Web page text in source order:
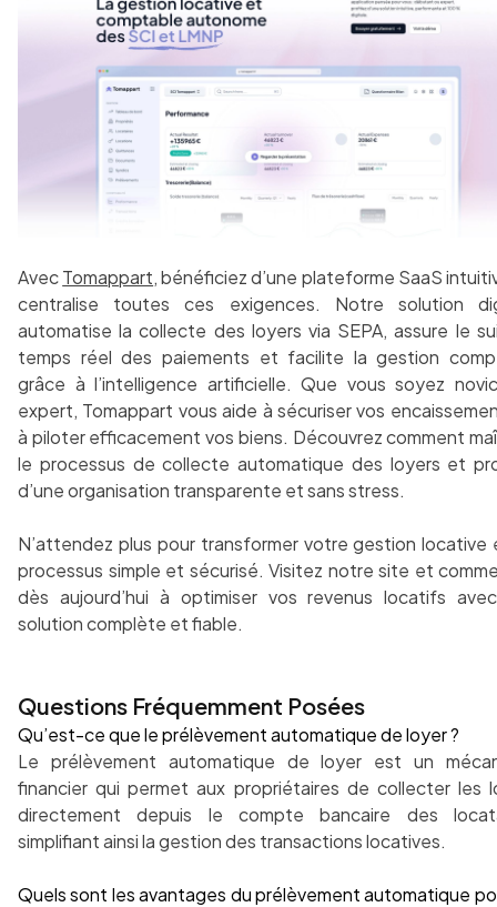
AvecTomappart, bénéficiez d’une plateforme SaaS
centralise toutes ces exigences. Notre solution
automatise la collecte des loyers via SEPA, assure le
temps réel des paiements et facilite la gestion
grâce à l’intelligence artificielle. Que vous soyez
expert, Tomappart vous aide à sécuriser vos
à piloter efficacement vos biens. Découvrez comment
le processus de collecte automatique des loyers et
d’une organisation transparente et sans stress.
N’attendez plus pour transformer votre gestion locative
processus simple et sécurisé. Visitez notre site et
dès aujourd’hui à optimiser vos revenus locatifs
solution complète et fiable.
Questions Fréquemment Posées
Qu’est-ce que le prélèvement automatique de loyer ?
Le prélèvement automatique de loyer est un
financier qui permet aux propriétaires de collecter les
directement depuis le compte bancaire des
simplifiant ainsi la gestion des transactions locatives.
Quels sont les avantages du prélèvement automatique